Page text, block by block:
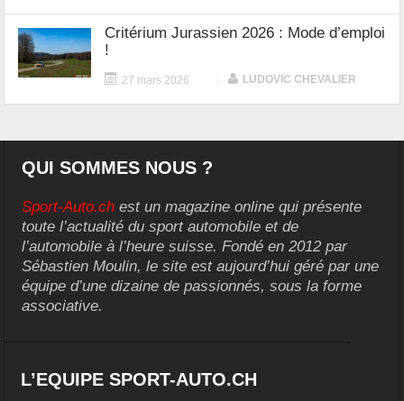
Critérium Jurassien 2026 : Mode d’emploi
!
27 mars 2026 LUDOVIC CHEVALIER
QUI SOMMES NOUS ?
Sport-Auto.ch est un magazine online qui présente
toute l’actualité du sport automobile et de
l’automobile à l’heure suisse. Fondé en 2012 par
Sébastien Moulin, le site est aujourd’hui géré par une
équipe d’une dizaine de passionnés, sous la forme
associative.
L’EQUIPE SPORT-AUTO.CH